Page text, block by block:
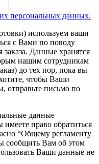
персональных данных.
используем ваши
с Вами по поводу
Данные хранятся
нашим сотрудникам
до тех пор, пока вы
чтобы Ваши
отправьте письмо по
данные
право обратиться
“Общему регламенту
сообщить Вам об этом
Ваши данные не